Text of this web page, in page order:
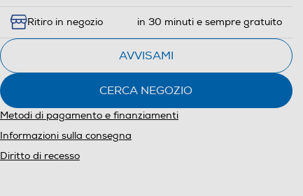
Ritiro in negozio in 30 minuti e sempre gratuito
AVVISAMI
CERCA NEGOZIO
Metodi di pagamento e finanziamenti
Informazioni sulla consegna
Diritto di recesso